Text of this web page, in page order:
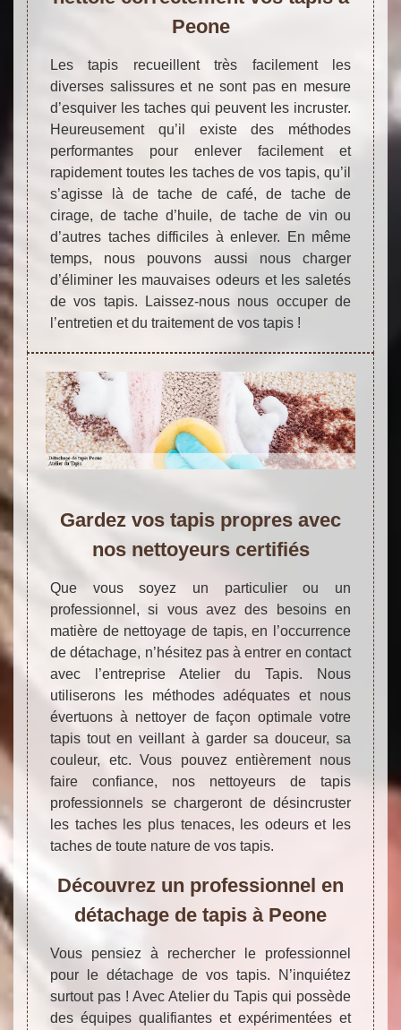
Peone
Les tapis recueillent très facilement les
diverses salissures et ne sont pas en mesure
d’esquiver les taches qui peuvent les incruster.
Heureusement qu’il existe des méthodes
performantes pour enlever facilement et
rapidement toutes les taches de vos tapis, qu’il
s’agisse là de tache de café, de tache de
cirage, de tache d’huile, de tache de vin ou
d’autres taches difficiles à enlever. En même
temps, nous pouvons aussi nous charger
d’éliminer les mauvaises odeurs et les saletés
de vos tapis. Laissez-nous nous occuper de
l’entretien et du traitement de vos tapis !
Gardez vos tapis propres avec
nos nettoyeurs certifiés
Que vous soyez un particulier ou un
professionnel, si vous avez des besoins en
matière de nettoyage de tapis, en l’occurrence
de détachage, n’hésitez pas à entrer en contact
avec l’entreprise Atelier du Tapis. Nous
utiliserons les méthodes adéquates et nous
évertuons à nettoyer de façon optimale votre
tapis tout en veillant à garder sa douceur, sa
couleur, etc. Vous pouvez entièrement nous
faire confiance, nos nettoyeurs de tapis
professionnels se chargeront de désincruster
les taches les plus tenaces, les odeurs et les
taches de toute nature de vos tapis.
Découvrez un professionnel en
détachage de tapis à Peone
Vous pensiez à rechercher le professionnel
pour le détachage de vos tapis. N’inquiétez
surtout pas ! Avec Atelier du Tapis qui possède
des équipes qualifiantes et expérimentées et